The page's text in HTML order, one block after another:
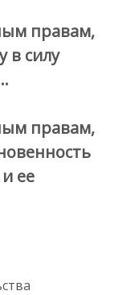
правам,
в силу
правам,
ее